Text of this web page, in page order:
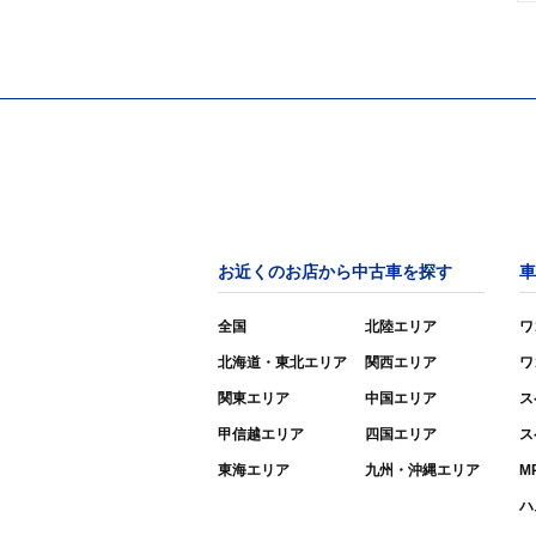
お近くのお店から中古車を探す
全国
北海道・東北エリア
関東エリア
甲信越エリア
東海エリア
北陸エリア
関西エリア
中国エリア
四国エリア
九州・沖縄エリア